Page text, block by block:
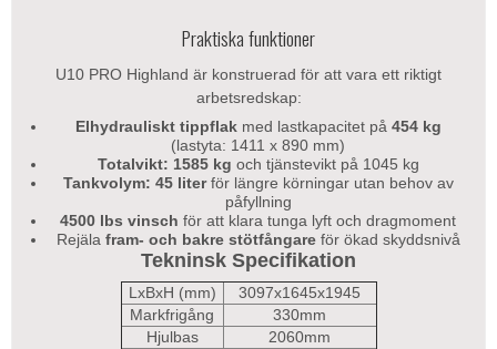
Praktiska funktioner
U10 PRO Highland är konstruerad för att vara ett riktigt
arbetsredskap:
Elhydrauliskt tippflakmed lastkapacitet på 454 kg
(lastyta: 1411 x 890 mm)
Totalvikt: 1585 kg och tjänstevikt på 1045 kg
Tankvolym: 45 literför längre körningar utan behov av
påfyllning
4500 lbs vinsch för att klara tunga lyft och dragmoment
Rejäla fram- och bakre stötfångareför ökad skyddsnivå
Tekninsk Specifikation
LxBxH (mm)
3097x1645x1945
Markfrigång
330mm
Hjulbas
2060mm